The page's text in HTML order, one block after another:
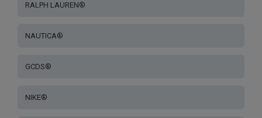
RALPH LAUREN®
NAUTICA®
GCDS®
NIKE®